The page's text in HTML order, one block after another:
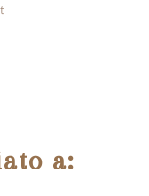
a: